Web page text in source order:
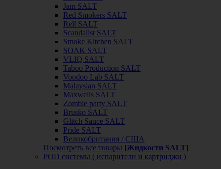
Jam SALT
Red Smokers SALT
Rell SALT
Scandalist SALT
Smoke Kitchen SALT
SOAK SALT
VLIQ SALT
Taboo Production SALT
Voodoo Lab SALT
Malaysian SALT
Maxwells SALT
Zombie party SALT
Brusko SALT
Glitch Sauce SALT
Pride SALT
Великобритания / США
Посмотреть все товары [Жидкости SALT]
POD системы ( испарители и картриджи )